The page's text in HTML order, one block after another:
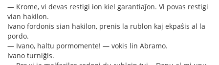
— Krome, vi devas restigi ion kiel garantiaĵon. Vi povas restigi
vian hakilon.
Ivano fordonis sian hakilon, prenis la rublon kaj ekpaŝis al la
pordo.
— Ivano, haltu pormomente! — vokis lin Abramo.
Ivano turniĝis.